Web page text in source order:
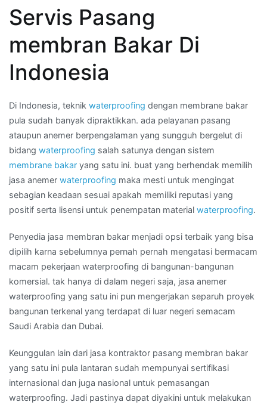
:
membran
per
di
Kota
MATARAM
Servis Pasang
membran Bakar Di
Indonesia
Di Indonesia, teknik waterproofing dengan membrane bakar
pula sudah banyak dipraktikkan. ada pelayanan pasang
ataupun anemer berpengalaman yang sungguh bergelut di
bidang waterproofing salah satunya dengan sistem
membrane bakar yang satu ini. buat yang berhendak memilih
jasa anemer waterproofing maka mesti untuk mengingat
sebagian keadaan sesuai apakah memiliki reputasi yang
positif serta lisensi untuk penempatan material waterproofing.
Penyedia jasa membran bakar menjadi opsi terbaik yang bisa
dipilih karna sebelumnya pernah pernah mengatasi bermacam
macam pekerjaan waterproofing di bangunan-bangunan
komersial. tak hanya di dalam negeri saja, jasa anemer
waterproofing yang satu ini pun mengerjakan separuh proyek
bangunan terkenal yang terdapat di luar negeri semacam
Saudi Arabia dan Dubai.
Keunggulan lain dari jasa kontraktor pasang membran bakar
yang satu ini pula lantaran sudah mempunyai sertifikasi
internasional dan juga nasional untuk pemasangan
waterproofing. Jadi pastinya dapat diyakini untuk melakukan